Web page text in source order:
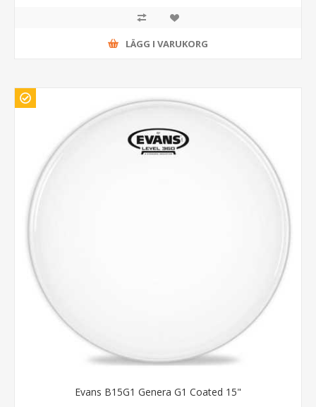
LÄGG I VARUKORG
Evans B15G1 Genera G1 Coated 15"